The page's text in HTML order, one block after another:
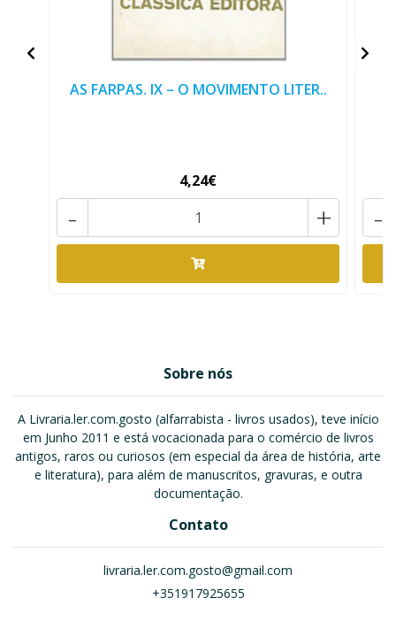
AS FARPAS. IX – O MOVIMENTO LITER..
4,24€
+
- -
Sobre nós
A Livraria.ler.com.gosto (alfarrabista - livros usados), teve início
em Junho 2011 e está vocacionada para o comércio de livros
antigos, raros ou curiosos (em especial da área de história, arte
e literatura), para além de manuscritos, gravuras, e outra
documentação.
Contato
livraria.ler.com.gosto@gmail.com
+351917925655